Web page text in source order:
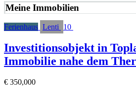
Meine Immobilien
Ferienhaus Lenti 10
Investitionsobjekt in
Immobilie nahe dem
€ 350,000